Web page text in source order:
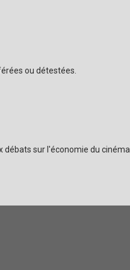
ou détestées.
sur l'économie du cinéma.